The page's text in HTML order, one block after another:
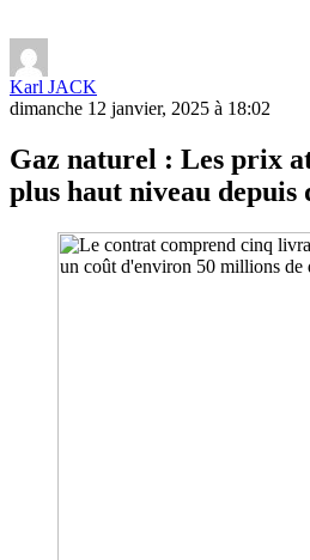
Karl JACK
dimanche 12 janvier, 2025 à 18:02
Gaz naturel : Les prix
plus haut niveau depuis